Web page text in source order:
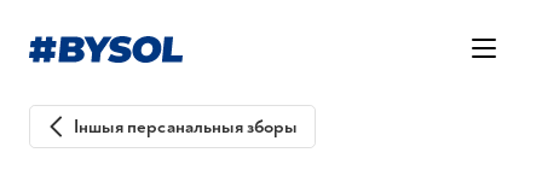
Іншыя персанальныя зборы